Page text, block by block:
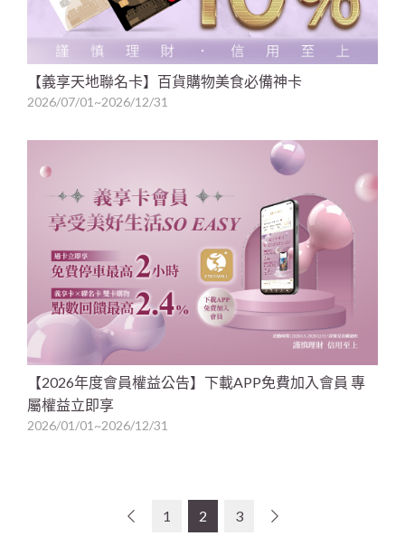
【義享天地聯名卡】百貨購物美食必備神卡
2026/07/01~2026/12/31
【2026年度會員權益公告】下載APP免費加入會員 專
屬權益立即享
2026/01/01~2026/12/31
1 2 3